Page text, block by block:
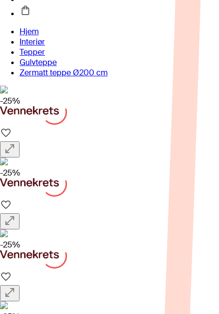
Hjem
Interiør
Tepper
Gulvteppe
Zermatt teppe Ø200 cm
-25%
-25%
-25%